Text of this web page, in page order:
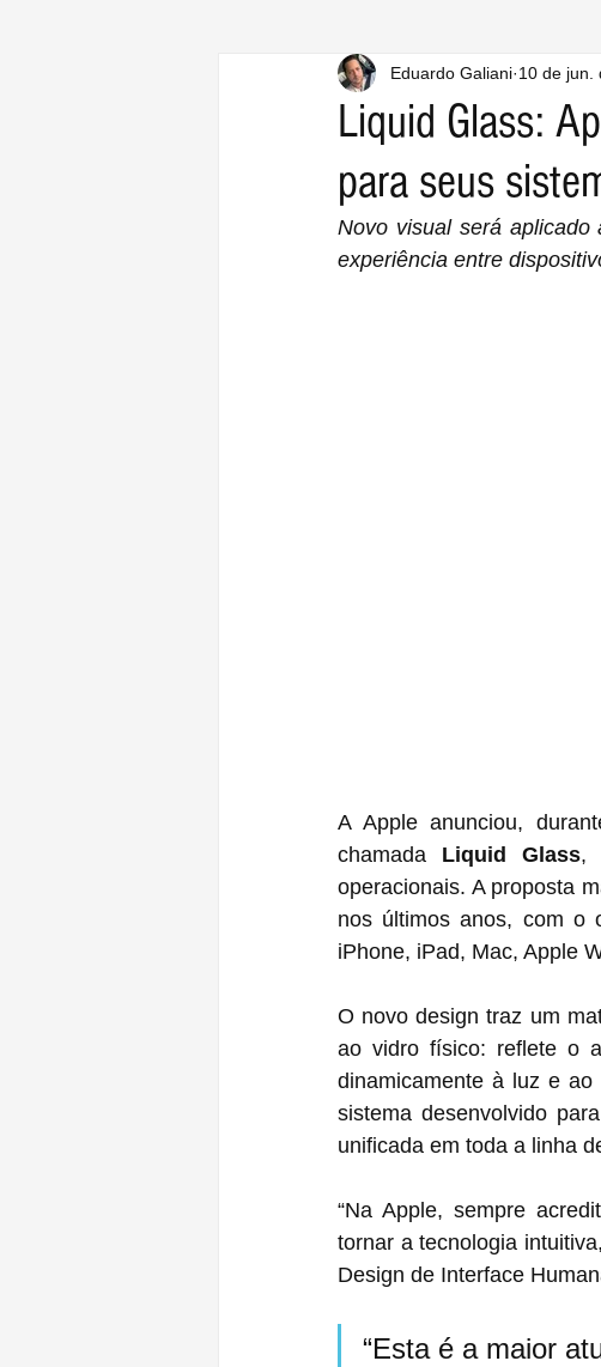
Liquid Glass:
para seus
Eduardo Galiani 10 de jun.
Novo visual será
experiência entre
A Apple anunciou,
chamada Liquid Glass,
operacionais. A proposta
nos últimos anos, com o
iPhone, iPad, Mac, Apple
O novo design traz um
ao vidro físico: reflete o
dinamicamente à luz e
sistema desenvolvido
unificada em toda a linha
“Na Apple, sempre
tornar a tecnologia
Design de Interface
“Esta é a maior